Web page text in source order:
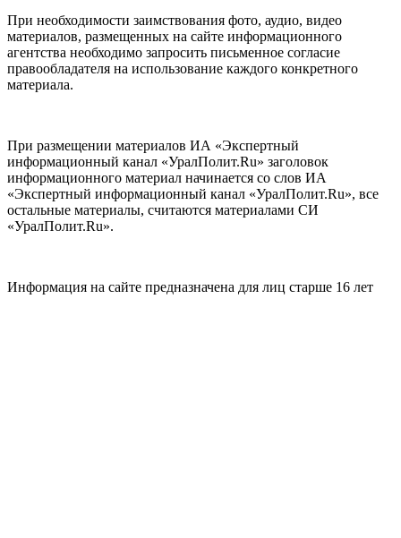
При необходимости заимствования фото, аудио, видео
материалов, размещенных на сайте информационного
агентства необходимо запросить письменное согласие
правообладателя на использование каждого конкретного
материала.
При размещении материалов ИА «Экспертный
информационный канал «УралПолит.Ru» заголовок
информационного материал начинается со слов ИА
«Экспертный информационный канал «УралПолит.Ru», все
остальные материалы, считаются материалами СИ
«УралПолит.Ru».
Информация на сайте предназначена для лиц старше 16 лет